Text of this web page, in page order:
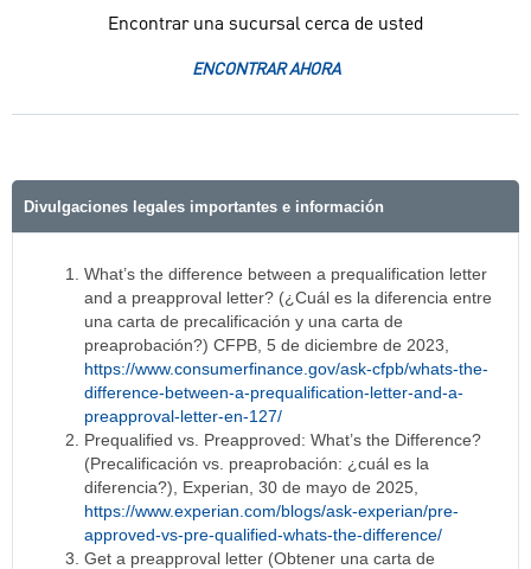
Encontrar una sucursal cerca de usted
ENCONTRAR AHORA
Divulgaciones legales importantes e información
What’s the difference between a prequalification letter
and a preapproval letter? (¿Cuál es la diferencia entre
una carta de precalificación y una carta de
preaprobación?) CFPB, 5 de diciembre de 2023,
https://www.consumerfinance.gov/ask-cfpb/whats-the-
difference-between-a-prequalification-letter-and-a-
preapproval-letter-en-127/
Prequalified vs. Preapproved: What’s the Difference?
(Precalificación vs. preaprobación: ¿cuál es la
diferencia?), Experian, 30 de mayo de 2025,
https://www.experian.com/blogs/ask-experian/pre-
approved-vs-pre-qualified-whats-the-difference/
Get a preapproval letter (Obtener una carta de